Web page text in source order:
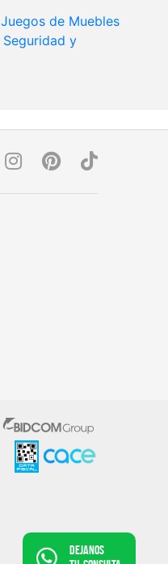
Dejanos
Juegos de Muebles
Seguridad y